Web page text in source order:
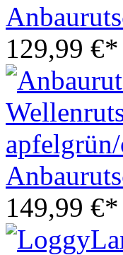
129,99 €*
149,99 €*